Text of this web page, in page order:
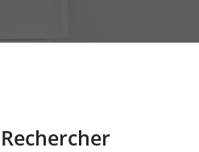
Rechercher